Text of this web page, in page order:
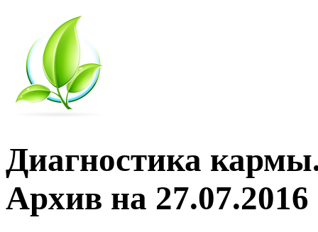
Диагностика
Архив на 27.07.2016